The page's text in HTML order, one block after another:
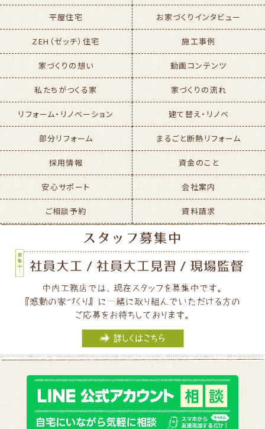
平屋住宅 お家づくりインタビュー
ZEH（ゼッチ）住宅 施工事例
家づくりの想い 動画コンテンツ
私たちがつくる家 家づくりの流れ
リフォーム・リノベーション 建て替え・リノベ
部分リフォーム まるごと断熱リフォーム
採用情報 資金のこと
安心サポート 会社案内
ご相談予約 資料請求